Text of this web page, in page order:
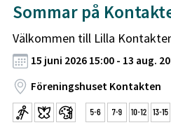
Sommar på
Välkommen till Lilla
15 juni 2026 15:00 - 13 aug.
Föreningshuset Kontakten